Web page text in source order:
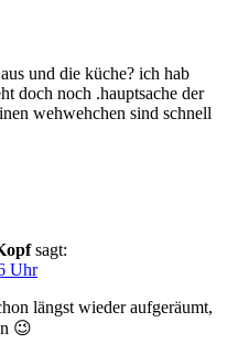
und die küche? ich hab
doch noch .hauptsache der
wehwehchen sind schnell
sagt:
Uhr
längst wieder aufgeräumt,
😉